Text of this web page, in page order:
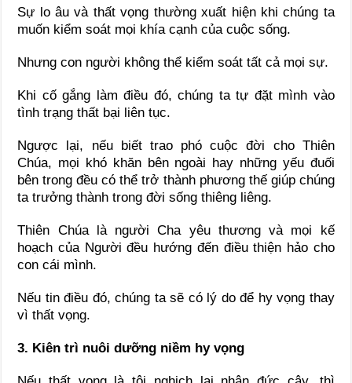
Sự lo âu và thất vọng thường xuất hiện khi chúng ta
muốn kiểm soát mọi khía cạnh của cuộc sống.
Nhưng con người không thể kiểm soát tất cả mọi sự.
Khi cố gắng làm điều đó, chúng ta tự đặt mình vào
tình trạng thất bại liên tục.
Ngược lại, nếu biết trao phó cuộc đời cho Thiên
Chúa, mọi khó khăn bên ngoài hay những yếu đuối
bên trong đều có thể trở thành phương thế giúp chúng
ta trưởng thành trong đời sống thiêng liêng.
Thiên Chúa là người Cha yêu thương và mọi kế
hoạch của Người đều hướng đến điều thiện hảo cho
con cái mình.
Nếu tin điều đó, chúng ta sẽ có lý do để hy vọng thay
vì thất vọng.
3. Kiên trì nuôi dưỡng niềm hy vọng